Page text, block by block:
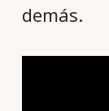
demás.